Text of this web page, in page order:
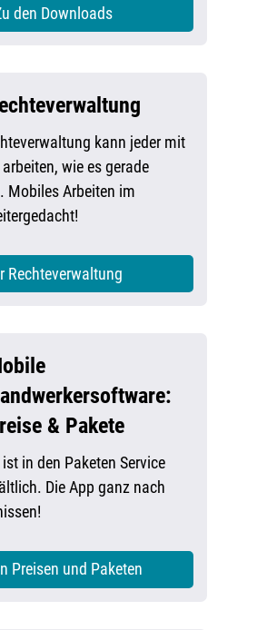
den Downloads
kann jeder mit
wie es gerade
Mobiles Arbeiten im
Rechteverwaltung
& Pakete
in den Paketen Service
Die App ganz nach
Preisen und Paketen